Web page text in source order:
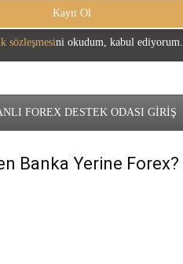
sözleşmesini okudum, kabul ediyorum.
FOREX DESTEK ODASI GİRİŞ
Banka Yerine Forex?